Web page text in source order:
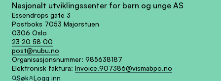
Nasjonalt utviklingssenter for barn og unge AS
Essendrops gate 3
Postboks 7053 Majorstuen
0306 Oslo
23 20 58 00
post@nubu.no
Organisasjonsnummer: 985638187
Elektronisk faktura: Invoice.907386@vismabpo.no
Søk
Logg inn